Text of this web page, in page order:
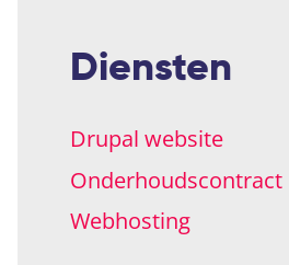
Diensten
Drupal website
Onderhoudscontract
Webhosting